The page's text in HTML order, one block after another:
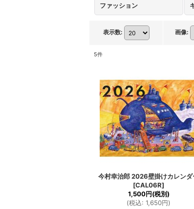
ファッション
表示数: 画像:
5件
今村幸治郎 2026壁掛けカレンダ
[CAL06R]
1,500円(税別)
(税込: 1,650円)